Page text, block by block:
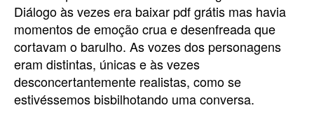
Diálogo às vezes era baixar pdf grátis mas havia
momentos de emoção crua e desenfreada que
cortavam o barulho. As vozes dos personagens
eram distintas, únicas e às vezes
desconcertantemente realistas, como se
estivéssemos bisbilhotando uma conversa.